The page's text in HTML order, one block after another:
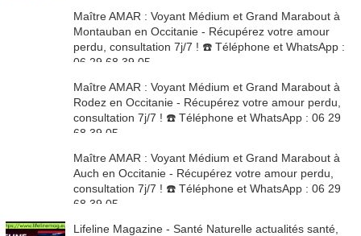
Maître AMAR : Voyant Médium et Grand Marabout à
Montauban en Occitanie - Récupérez votre amour
perdu, consultation 7j/7 ! ☎️ Téléphone et WhatsApp :
06 29 68 39 05
Maître AMAR : Voyant Médium et Grand Marabout à
Rodez en Occitanie - Récupérez votre amour perdu,
consultation 7j/7 ! ☎️ Téléphone et WhatsApp : 06 29
68 39 05
Maître AMAR : Voyant Médium et Grand Marabout à
Auch en Occitanie - Récupérez votre amour perdu,
consultation 7j/7 ! ☎️ Téléphone et WhatsApp : 06 29
68 39 05
Lifeline Magazine - Santé Naturelle actualités santé,